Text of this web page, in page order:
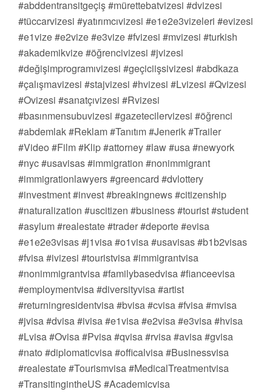
#abddentransitgeçiş #mürettebatvizesi #dvizesi
#tüccarvizesi #yatırımcıvizesi #e1e2e3vizeleri #evizesi
#e1vize #e2vize #e3vize #fvizesi #mvizesi #turkish
#akademikvize #öğrencivizesi #jvizesi
#değişimprogramıvizesi #geçiciişsivizesi #abdkaza
#çalışmavizesi #stajvizesi #hvizesi #Lvizesi #Qvizesi
#Ovizesi #sanatçıvizesi #Rvizesi
#basınmensubuvizesi #gazetecilervizesi #öğrenci
#abdemlak #Reklam #Tanıtım #Jenerik #Trailer
#Video #Film #Klip #attorney #law #usa #newyork
#nyc #usavisas #immigration #nonimmigrant
#immigrationlawyers #greencard #dvlottery
#investment #invest #breakingnews #citizenship
#naturalization #uscitizen #business #tourist #student
#asylum #realestate #trader #deporte #evisa
#e1e2e3visas #j1visa #o1visa #usavisas #b1b2visas
#fvisa #ivizesi #touristvisa #immigrantvisa
#nonimmigrantvisa #familybasedvisa #fianceevisa
#employmentvisa #diversityvisa #artist
#returningresidentvisa #bvisa #cvisa #fvisa #mvisa
#jvisa #dvisa #ivisa #e1visa #e2visa #e3visa #hvisa
#Lvisa #Ovisa #Pvisa #qvisa #rvisa #avisa #gvisa
#nato #diplomaticvisa #officalvisa #Businessvisa
#realestate #Tourismvisa #MedicalTreatmentvisa
#TransitingintheUS #Academicvisa